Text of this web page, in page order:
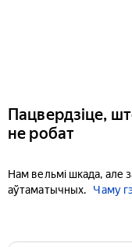
Пацвердзіце,
не робат
Нам вельмі шкада, але
аўтаматычных.
Чаму